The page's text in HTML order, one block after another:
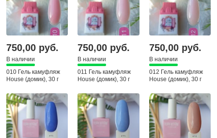
750,00 руб.
В наличии
010 Гель камуфляж
House (домик), 30 г
750,00 руб.
В наличии
011 Гель камуфляж
House (домик), 30 г
750,00 руб.
В наличии
012 Гель камуфляж
House (домик), 30 г